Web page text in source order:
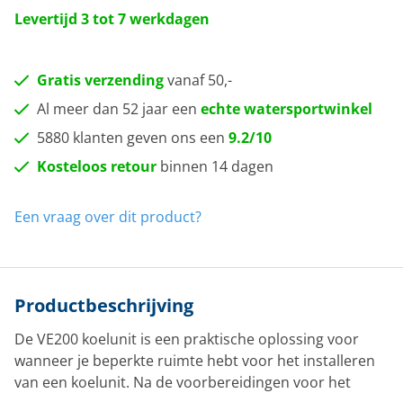
Levertijd 3 tot 7 werkdagen
Gratis verzendingvanaf 50,-
Al meer dan 52 jaar een echte watersportwinkel
5880 klanten geven ons een 9.2/10
Kosteloos retour binnen 14 dagen
Een vraag over dit product?
Productbeschrijving
De VE200 koelunit is een praktische oplossing voor
wanneer je beperkte ruimte hebt voor het installeren
van een koelunit. Na de voorbereidingen voor het